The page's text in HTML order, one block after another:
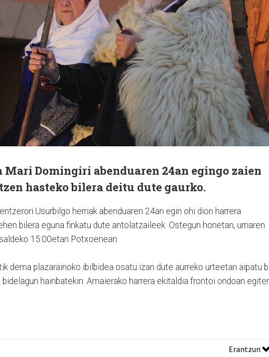
Mari Domingiri abenduaren 24an egingo zaien
hasteko bilera deitu dute gaurko.
Usurbilgo herriak abenduaren 24an egin ohi dion harrera
bilera eguna finkatu dute antolatzaileek. Ostegun honetan, urriaren
15:00etan Potxoenean.
dema plazarainoko ibilbidea osatu izan dute aurreko urteetan aipatu
hainbatekin. Amaierako harrera ekitaldia frontoi ondoan
Erantzun